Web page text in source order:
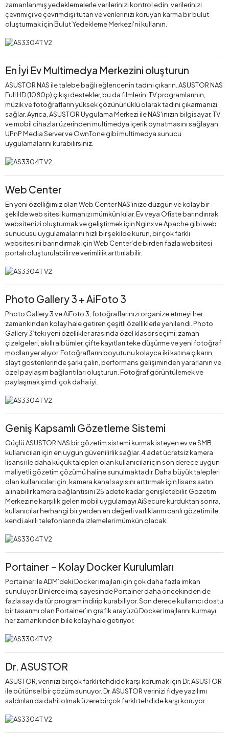
zamanlanmış yedeklemelerle verilerinizi kontrol edin, verilerinizi
çevrimiçi ve çevrimdışı tutan ve verilerinizi koruyan karma bir bulut
oluşturmak için Bulut Yedekleme Merkezi'ni kullanın.
En İyi Ev Multimedya Merkezini oluşturun
ASUSTOR NAS ile talebe bağlı eğlencenin tadını çıkarın. ASUSTOR NAS
Full HD (1080p) çıkışı destekler, bu da filmlerin, TV programlarının,
müzik ve fotoğrafların yüksek çözünürlüklü olarak tadını çıkarmanızı
sağlar. Ayrıca, ASUSTOR Uygulama Merkezi ile NAS'ınızın bilgisayar, TV
ve mobil cihazlar üzerinden multimedya içerik oynatmasını sağlayan
UPnP Media Server ve OwnTone gibi multimedya sunucu
uygulamalarını kurabilirsiniz.
Web Center
En yeni özelliğimiz olan Web Center NAS'inize düzgün ve kolay bir
şekilde web sitesi kurmanızı mümkün kılar. Ev veya Ofiste barındırırak
websitenizi oluşturmak ve geliştirmek için Nginx ve Apache gibi web
sunucusu uygulamalarını hızlı bir şekilde kurun, bir çok farklı
websitesini barındırmak için Web Center'de birden fazla websitesi
portalı oluşturulabilir ve verimlilik arttırılabilir.
Photo Gallery 3 + AiFoto 3
Photo Gallery 3 ve AiFoto 3, fotoğraflarınızı organize etmeyi her
zamankinden kolay hale getiren çeşitli özelliklerle yenilendi. Photo
Gallery 3’teki yeni özellikler arasında özel klasör seçimi, zaman
çizelgeleri, akıllı albümler, çifte kayıtları teke düşürme ve yeni fotoğraf
modları yer alıyor. Fotoğrafların boyutunu kolayca iki katına çıkarın,
slayt gösterilerinde şarkı çalın, performans gelişiminden yararlanın ve
özel paylaşım bağlantıları oluşturun. Fotoğraf görüntülemek ve
paylaşmak şimdi çok daha iyi.
Geniş Kapsamlı Gözetleme Sistemi
Güçlü ASUSTOR NAS bir gözetim sistemi kurmak isteyen ev ve SMB
kullanıcıları için en uygun güvenilirlik sağlar. 4 adet ücretsiz kamera
lisansı ile daha küçük talepleri olan kullanıcılar için son derece uygun
maliyetli gözetim çözümü haline sunulmaktadır. Daha büyük talepleri
olan kullanıcılar için, kamera kanal sayısını arttırmak için lisans satın
alınabilir kamera bağlantısını 25 adete kadar genişletebilir. Gözetim
Merkezine karşılık gelen mobil uygulamayı AiSecure kurduktan sonra,
kullanıcılar herhangi bir yerden en değerli varlıklarını canlı gözetim ile
kendi akıllı telefonlarında izlemeleri mümkün olacak.
Portainer – Kolay Docker Kurulumları
Portainer ile ADM’deki Docker imajları için çok daha fazla imkan
sunuluyor. Binlerce imaj sayesinde Portainer daha öncekinden de
fazla sayıda tür program indirip kurabiliyor. Son derece kullanıcı dostu
bir tasarımı olan Portainer’ın grafik arayüzü Docker imajlarını kurmayı
her zamankinden bile kolay hale getiriyor.
Dr. ASUSTOR
ASUSTOR, verinizi birçok farklı tehdide karşı korumak için Dr. ASUSTOR
ile bütünsel bir çözüm sunuyor. Dr. ASUSTOR verinizi fidye yazılımı
saldırıları da dahil olmak üzere birçok farklı tehdide karşı koruyor.